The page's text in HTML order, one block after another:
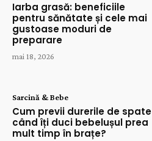
Iarba grasă: beneficiile
pentru sănătate și cele mai
gustoase moduri de
preparare
mai 18, 2026
Sarcină & Bebe
Cum previi durerile de spate
când îți duci bebelușul prea
mult timp în brațe?